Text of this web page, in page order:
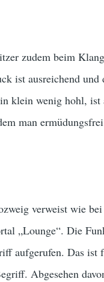
zudem beim
ist ausreichend
klein wenig hohl, ist
man
verweist wie
„Lounge“. Die
aufgerufen. Das
Abgesehen